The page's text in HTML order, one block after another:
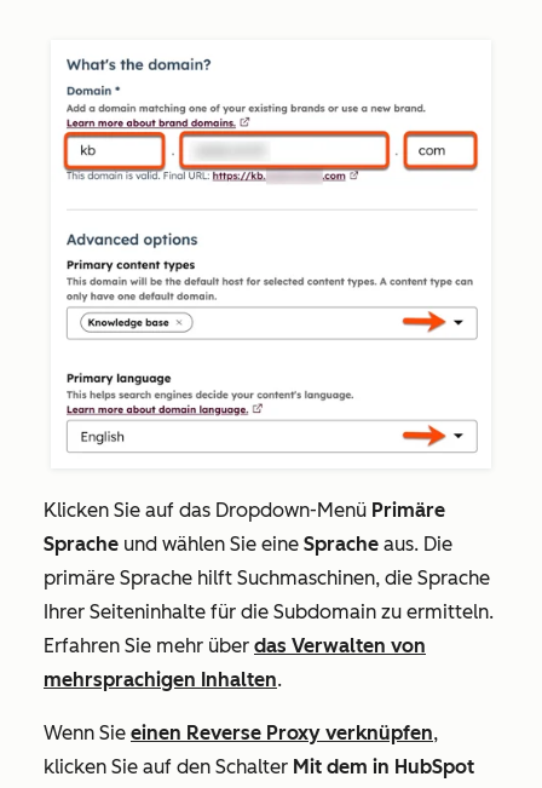
Klicken Sie auf das Dropdown-Menü Primäre
Sprache und wählen Sie eine Sprache aus. Die
primäre Sprache hilft Suchmaschinen, die Sprache
Ihrer Seiteninhalte für die Subdomain zu ermitteln.
Erfahren Sie mehr über das Verwalten von
mehrsprachigen Inhalten.
Wenn Sie einen Reverse Proxy verknüpfen,
klicken Sie auf den Schalter Mit dem in HubSpot